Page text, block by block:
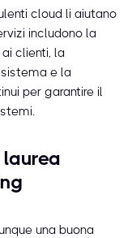
cloud li aiutano
includono la
clienti, la
e la
per garantire il
una buona